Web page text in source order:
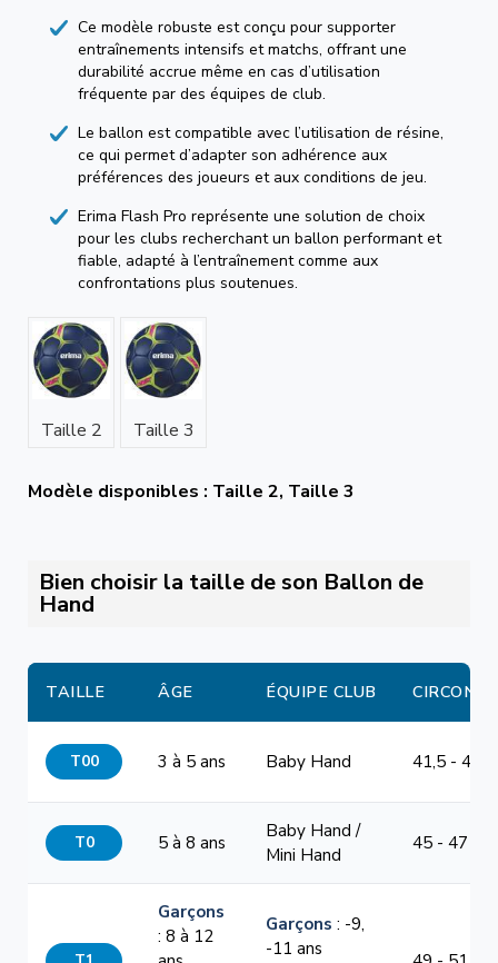
Ce modèle robuste est conçu pour supporter
entraînements intensifs et matchs, offrant une
durabilité accrue même en cas d’utilisation
fréquente par des équipes de club.
Le ballon est compatible avec l’utilisation de résine,
ce qui permet d’adapter son adhérence aux
préférences des joueurs et aux conditions de jeu.
Erima Flash Pro représente une solution de choix
pour les clubs recherchant un ballon performant et
fiable, adapté à l’entraînement comme aux
confrontations plus soutenues.
Taille 2 Taille 3
Modèle disponibles : Taille 2, Taille 3
Bien choisir la taille de son Ballon de
Hand
TAILLE ÂGE ÉQUIPE CLUB
T00 3 à 5 ans Baby Hand 41,5 - 44
T0 5 à 8 ans
Baby Hand /
Mini Hand
45 - 47 cm
Garçons
: 8 à 12
Garçons : -9,
-11 ans